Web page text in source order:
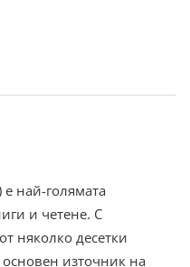
е най-голямата
и четене. С
няколко десетки
източник на